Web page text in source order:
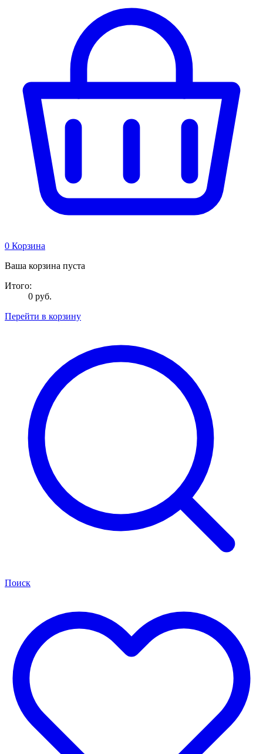
0 Корзина
Ваша корзина пуста
Итого:
0 руб.
Перейти в корзину
Поиск